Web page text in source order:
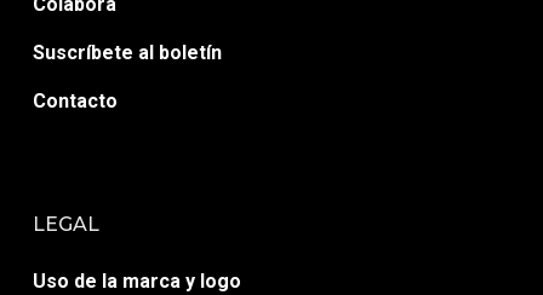
Suscríbete al boletín
Contacto
LEGAL
Uso de la marca y logo